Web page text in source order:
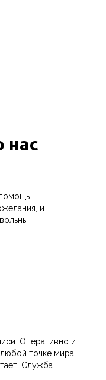
нас
и
Оперативно и
точке мира.
Служба